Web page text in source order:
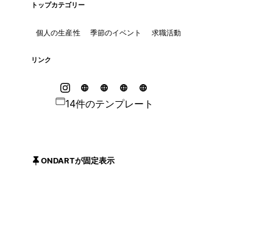
トップカテゴリー
個人の生産性 季節のイベント 求職活動
リンク
14件のテンプレート
ONDARTが固定表示